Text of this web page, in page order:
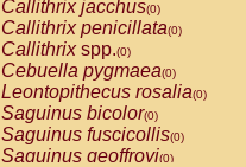
Callithrix jacchus(0)
Callithrix penicillata(0)
Callithrixspp.(0)
Cebuella pygmaea(0)
Leontopithecus rosalia(0)
Saguinus bicolor(0)
Saguinus fuscicollis(0)
Saguinus geoffroyi(0)